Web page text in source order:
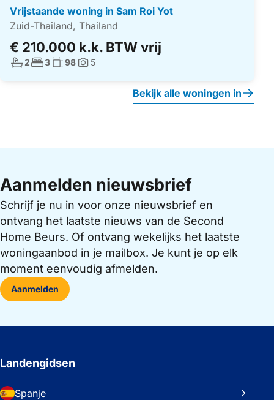
Vrijstaande woning in Sam Roi Yot
Zuid-Thailand, Thailand
€ 210.000 k.k. BTW vrij
Aantal badkamers:
2Aantal slaapkamers:
3Woonoppervlakte:
98Foto's:
5
Bekijk alle woningen in
Aanmelden nieuwsbrief
Schrijf je nu in voor onze nieuwsbrief en
ontvang het laatste nieuws van de Second
Home Beurs. Of ontvang wekelijks het laatste
woningaanbod in je mailbox. Je kunt je op elk
moment eenvoudig afmelden.
Aanmelden
Landengidsen
Spanje